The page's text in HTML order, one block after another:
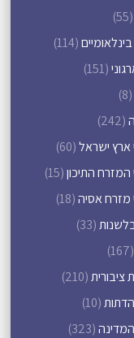
(55)
(114)
(151)
(8)
(242)
ארץ ישראל(60)
המזרח התיכון(15)
מזרח אסיה(18)
(33)
(167)
ציבורית(210)
(10)
(323)